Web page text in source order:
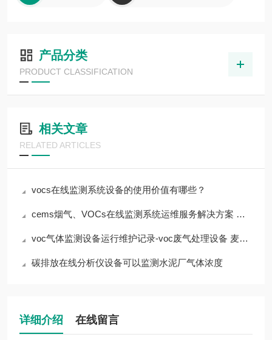
产品分类
PRODUCT CLASSIFICATION
相关文章
RELATED ARTICLES
vocs在线监测系统设备的使用价值有哪些？
cems烟气、VOCs在线监测系统运维服务解决方案 上海麦越
voc气体监测设备运行维护记录-voc废气处理设备 麦越环境
碳排放在线分析仪设备可以监测水泥厂气体浓度
详细介绍 在线留言